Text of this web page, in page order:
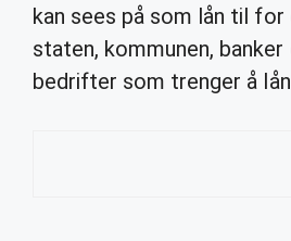
kan sees på som lån til for
staten, kommunen,
bedrifter som trenger å